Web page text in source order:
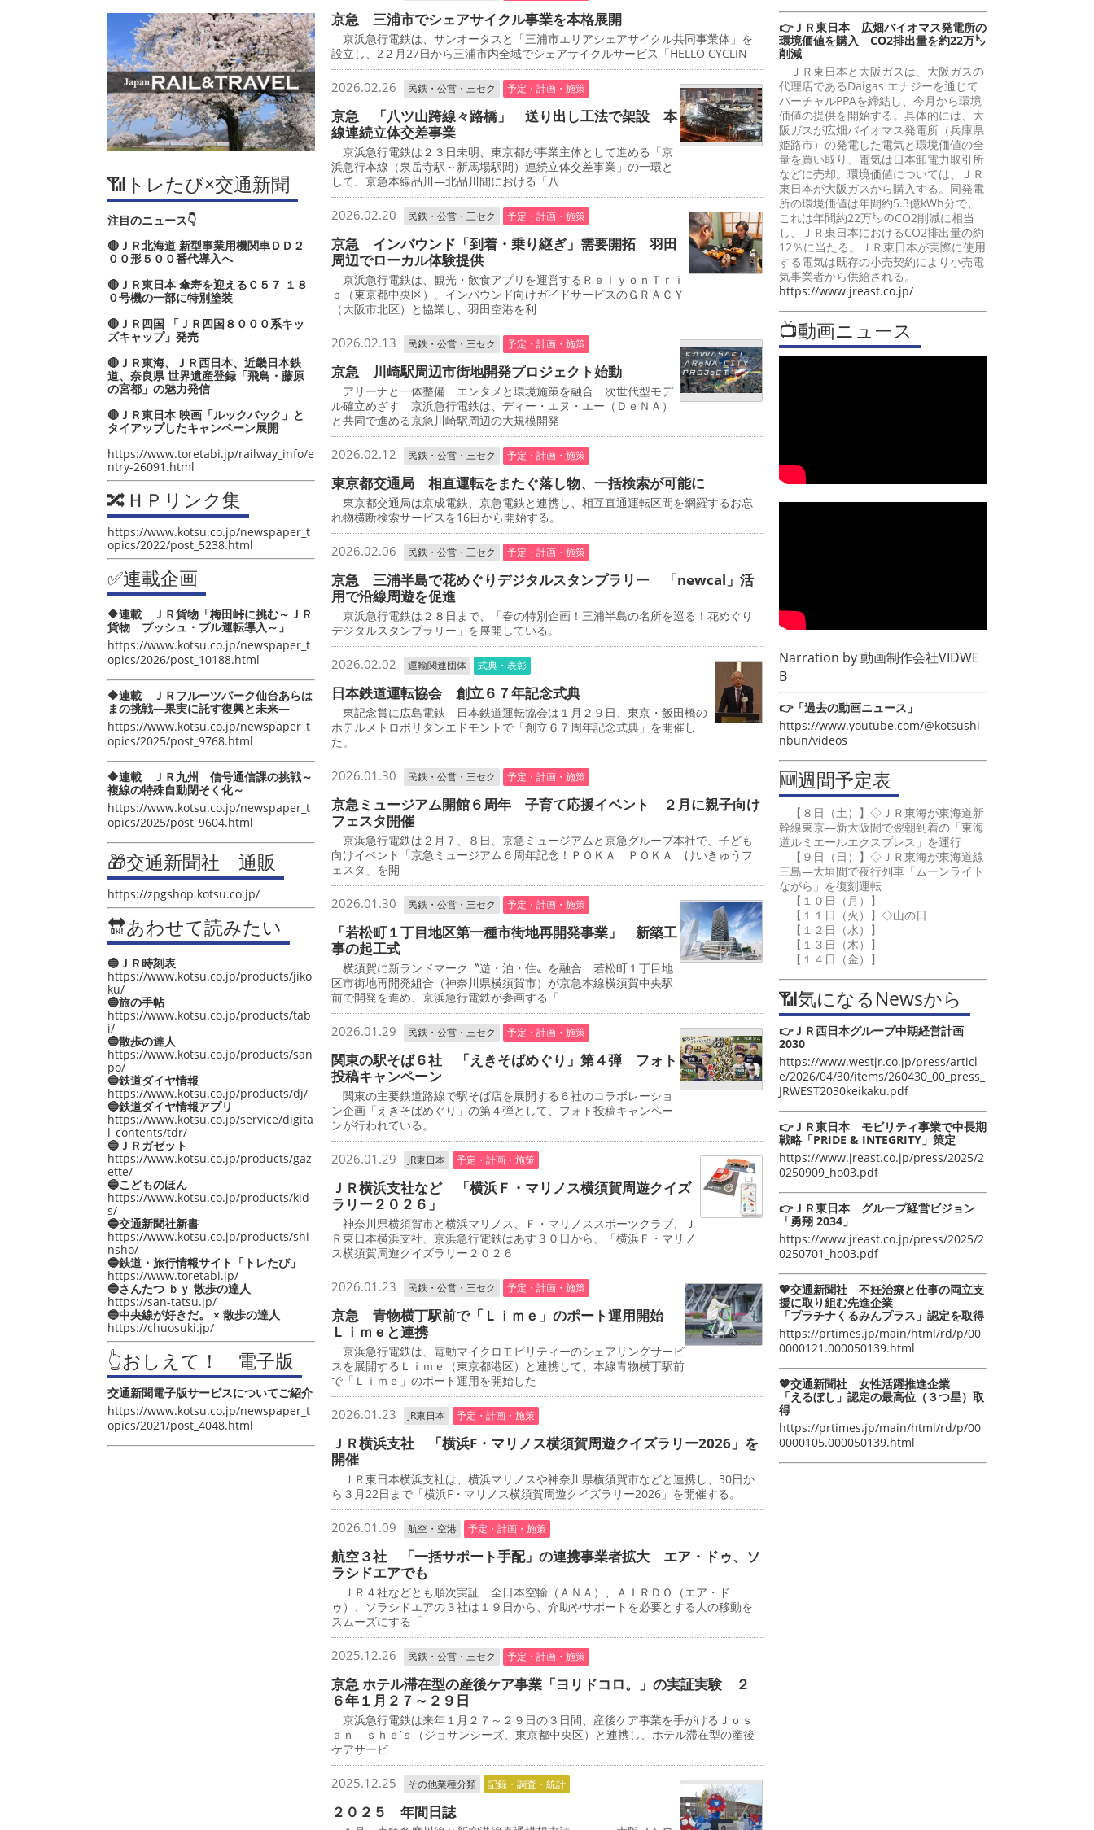
📶トレたび×交通新聞
注目のニュース👇
🔴ＪＲ北海道 新型事業用機関車ＤＤ２
００形５００番代導入へ
🔴ＪＲ東日本 傘寿を迎えるＣ５７ １８
０号機の一部に特別塗装
🔴ＪＲ四国 「ＪＲ四国８０００系キッ
ズキャップ」発売
🔴ＪＲ東海、ＪＲ西日本、近畿日本鉄
道、奈良県 世界遺産登録「飛鳥・藤原
の宮都」の魅力発信
🔴ＪＲ東日本 映画「ルックバック」と
タイアップしたキャンペーン展開
https://www.toretabi.jp/railway_info/e
ntry-26091.html
🔀ＨＰリンク集
https://www.kotsu.co.jp/newspaper_t
opics/2022/post_5238.html
✅連載企画
🔶連載 ＪＲ貨物「梅田峠に挑む～ＪＲ
貨物 プッシュ・プル運転導入～」
https://www.kotsu.co.jp/newspaper_t
opics/2026/post_10188.html
🔶連載 ＪＲフルーツパーク仙台あらは
まの挑戦―果実に託す復興と未来―
https://www.kotsu.co.jp/newspaper_t
opics/2025/post_9768.html
🔶連載 ＪＲ九州 信号通信課の挑戦～
複線の特殊自動閉そく化～
https://www.kotsu.co.jp/newspaper_t
opics/2025/post_9604.html
🎁交通新聞社 通販
https://zpgshop.kotsu.co.jp/
🔛あわせて読みたい
🔵ＪＲ時刻表
https://www.kotsu.co.jp/products/jiko
ku/
🔵旅の手帖
https://www.kotsu.co.jp/products/tab
i/
🔵散歩の達人
https://www.kotsu.co.jp/products/san
po/
🔵鉄道ダイヤ情報
https://www.kotsu.co.jp/products/dj/
🔵鉄道ダイヤ情報アプリ
https://www.kotsu.co.jp/service/digita
l_contents/tdr/
🔵ＪＲガゼット
https://www.kotsu.co.jp/products/gaz
ette/
🔵こどものほん
https://www.kotsu.co.jp/products/kid
s/
🔵交通新聞社新書
https://www.kotsu.co.jp/products/shi
nsho/
🔵鉄道・旅行情報サイト「トレたび」
https://www.toretabi.jp/
🔵さんたつ ｂｙ 散歩の達人
https://san-tatsu.jp/
🔵中央線が好きだ。 × 散歩の達人
https://chuosuki.jp/
👆おしえて！ 電子版
交通新聞電子版サービスについてご紹介
https://www.kotsu.co.jp/newspaper_t
opics/2021/post_4048.html
京急 三浦市でシェアサイクル事業を本格展開
京浜急行電鉄は、サンオータスと「三浦市エリアシェアサイクル共同事業体」を
設立し、2２月27日から三浦市内全域でシェアサイクルサービス「HELLO CYCLIN
2026.02.26 民鉄・公営・三セク 予定・計画・施策
京急 「八ツ山跨線々路橋」 送り出し工法で架設 本
線連続立体交差事業
京浜急行電鉄は２３日未明、東京都が事業主体として進める「京
浜急行本線（泉岳寺駅～新馬場駅間）連続立体交差事業」の一環と
して、京急本線品川―北品川間における「八
2026.02.20 民鉄・公営・三セク 予定・計画・施策
京急 インバウンド「到着・乗り継ぎ」需要開拓 羽田
周辺でローカル体験提供
京浜急行電鉄は、観光・飲食アプリを運営するＲｅｌｙｏｎＴｒｉ
ｐ（東京都中央区）、インバウンド向けガイドサービスのＧＲＡＣＹ
（大阪市北区）と協業し、羽田空港を利
2026.02.13 民鉄・公営・三セク 予定・計画・施策
京急 川崎駅周辺市街地開発プロジェクト始動
アリーナと一体整備 エンタメと環境施策を融合 次世代型モデ
ル確立めざす 京浜急行電鉄は、ディー・エヌ・エー（ＤｅＮＡ）
と共同で進める京急川崎駅周辺の大規模開発
2026.02.12 民鉄・公営・三セク 予定・計画・施策
東京都交通局 相直運転をまたぐ落し物、一括検索が可能に
東京都交通局は京成電鉄、京急電鉄と連携し、相互直通運転区間を網羅するお忘
れ物横断検索サービスを16日から開始する。
2026.02.06 民鉄・公営・三セク 予定・計画・施策
京急 三浦半島で花めぐりデジタルスタンプラリー 「newcal」活
用で沿線周遊を促進
京浜急行電鉄は２８日まで、「春の特別企画！三浦半島の名所を巡る！花めぐり
デジタルスタンプラリー」を展開している。
2026.02.02 運輸関連団体 式典・表彰
日本鉄道運転協会 創立６７年記念式典
東記念賞に広島電鉄 日本鉄道運転協会は１月２９日、東京・飯田橋の
ホテルメトロポリタンエドモントで「創立６７周年記念式典」を開催し
た。
2026.01.30 民鉄・公営・三セク 予定・計画・施策
京急ミュージアム開館６周年 子育て応援イベント ２月に親子向け
フェスタ開催
京浜急行電鉄は２月７、８日、京急ミュージアムと京急グループ本社で、子ども
向けイベント「京急ミュージアム６周年記念！ＰＯＫＡ ＰＯＫＡ けいきゅうフ
ェスタ」を開
2026.01.30 民鉄・公営・三セク 予定・計画・施策
「若松町１丁目地区第一種市街地再開発事業」 新築工
事の起工式
横須賀に新ランドマーク〝遊・泊・住〟を融合 若松町１丁目地
区市街地再開発組合（神奈川県横須賀市）が京急本線横須賀中央駅
前で開発を進め、京浜急行電鉄が参画する「
2026.01.29 民鉄・公営・三セク 予定・計画・施策
関東の駅そば６社 「えきそばめぐり」第４弾 フォト
投稿キャンペーン
関東の主要鉄道路線で駅そば店を展開する６社のコラボレーショ
ン企画「えきそばめぐり」の第４弾として、フォト投稿キャンペー
ンが行われている。
2026.01.29 JR東日本 予定・計画・施策
ＪＲ横浜支社など 「横浜Ｆ・マリノス横須賀周遊クイズ
ラリー２０２６」
神奈川県横須賀市と横浜マリノス、Ｆ・マリノススポーツクラブ、Ｊ
Ｒ東日本横浜支社、京浜急行電鉄はあす３０日から、「横浜Ｆ・マリノ
ス横須賀周遊クイズラリー２０２６
2026.01.23 民鉄・公営・三セク 予定・計画・施策
京急 青物横丁駅前で「Ｌｉｍｅ」のポート運用開始
Ｌｉｍｅと連携
京浜急行電鉄は、電動マイクロモビリティーのシェアリングサービ
スを展開するＬｉｍｅ（東京都港区）と連携して、本線青物横丁駅前
で「Ｌｉｍｅ」のポート運用を開始した
2026.01.23 JR東日本 予定・計画・施策
ＪＲ横浜支社 「横浜F・マリノス横須賀周遊クイズラリー2026」を
開催
ＪＲ東日本横浜支社は、横浜マリノスや神奈川県横須賀市などと連携し、30日か
ら３月22日まで「横浜F・マリノス横須賀周遊クイズラリー2026」を開催する。
2026.01.09 航空・空港 予定・計画・施策
航空３社 「一括サポート手配」の連携事業者拡大 エア・ドゥ、ソ
ラシドエアでも
ＪＲ４社などとも順次実証 全日本空輸（ＡＮＡ）、ＡＩＲＤＯ（エア・ド
ゥ）、ソラシドエアの３社は１９日から、介助やサポートを必要とする人の移動を
スムーズにする「
2025.12.26 民鉄・公営・三セク 予定・計画・施策
京急 ホテル滞在型の産後ケア事業「ヨリドコロ。」の実証実験 ２
６年１月２７～２９日
京浜急行電鉄は来年１月２７～２９日の３日間、産後ケア事業を手がけるＪｏｓ
ａｎ―ｓｈｅ’ｓ（ジョサンシーズ、東京都中央区）と連携し、ホテル滞在型の産後
ケアサービ
2025.12.25 その他業種分類 記録・調査・統計
２０２５ 年間日誌
👉ＪＲ東日本 広畑バイオマス発電所の
環境価値を購入 CO2排出量を約22万㌧
削減
ＪＲ東日本と大阪ガスは、大阪ガスの
代理店であるDaigas エナジーを通じて
バーチャルPPAを締結し、今月から環境
価値の提供を開始する。具体的には、大
阪ガスが広畑バイオマス発電所（兵庫県
姫路市）の発電した電気と環境価値の全
量を買い取り、電気は日本卸電力取引所
などに売却。環境価値については、ＪＲ
東日本が大阪ガスから購入する。同発電
所の環境価値は年間約5.3億kWh分で、
これは年間約22万㌧のCO2削減に相当
し、ＪＲ東日本におけるCO2排出量の約
12％に当たる。ＪＲ東日本が実際に使用
する電気は既存の小売契約により小売電
気事業者から供給される。
https://www.jreast.co.jp/
📺動画ニュース
Narration by動画制作会社VIDWE
B
👉「過去の動画ニュース」
https://www.youtube.com/@kotsushi
nbun/videos
🆕週間予定表
【８日（土）】◇ＪＲ東海が東海道新
幹線東京―新大阪間で翌朝到着の「東海
道ルミエールエクスプレス」を運行
【９日（日）】◇ＪＲ東海が東海道線
三島―大垣間で夜行列車「ムーンライト
ながら」を復刻運転
【１０日（月）】
【１１日（火）】◇山の日
【１２日（水）】
【１３日（木）】
【１４日（金）】
📶気になるNewsから
👉ＪＲ西日本グループ中期経営計画
2030
https://www.westjr.co.jp/press/articl
e/2026/04/30/items/260430_00_press_
JRWEST2030keikaku.pdf
👉ＪＲ東日本 モビリティ事業で中長期
戦略「PRIDE & INTEGRITY」策定
https://www.jreast.co.jp/press/2025/2
0250909_ho03.pdf
👉ＪＲ東日本 グループ経営ビジョン
「勇翔 2034」
https://www.jreast.co.jp/press/2025/2
0250701_ho03.pdf
💖交通新聞社 不妊治療と仕事の両立支
援に取り組む先進企業
「プラチナくるみんプラス」認定を取得
https://prtimes.jp/main/html/rd/p/00
0000121.000050139.html
💖交通新聞社 女性活躍推進企業
「えるぼし」認定の最高位（３つ星）取
得
https://prtimes.jp/main/html/rd/p/00
0000105.000050139.html